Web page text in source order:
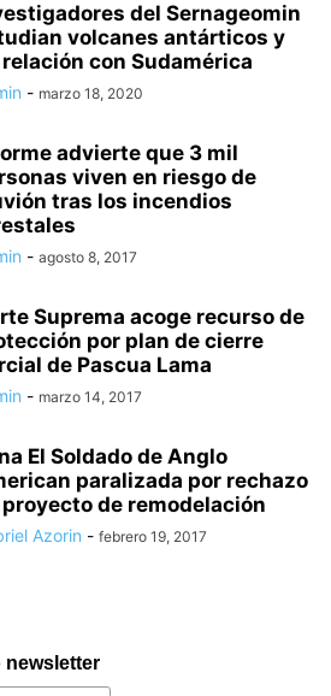
del Sernageomin
volcanes antárticos y
con Sudamérica
- marzo 18, 2020
advierte que 3 mil
viven en riesgo de
tras los incendios
- agosto 8, 2017
Suprema acoge recurso de
por plan de cierre
de Pascua Lama
- marzo 14, 2017
El Soldado de Anglo
paralizada por rechazo
de remodelación
Azorin - febrero 19, 2017
newsletter